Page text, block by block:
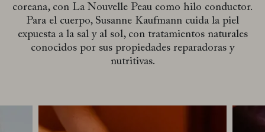
coreana, con La Nouvelle Peau como hilo conductor.
Para el cuerpo, Susanne Kaufmann cuida la piel
expuesta a la sal y al sol, con tratamientos naturales
conocidos por sus propiedades reparadoras y
nutritivas.